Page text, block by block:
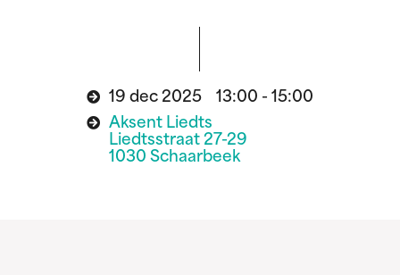
19 dec 2025 13:00 - 15:00
Aksent Liedts
Liedtsstraat 27-29
1030 Schaarbeek